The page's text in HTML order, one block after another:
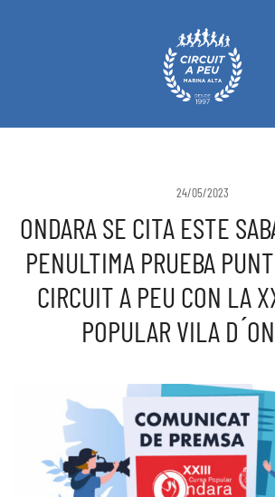
Circuit a Peu
24/05/2023
ONDARA SE CITA ESTE
PENULTIMA PRUEBA
CIRCUIT A PEU CON LA
POPULAR VILA D